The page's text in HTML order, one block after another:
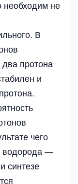
необходим не
В
два протона
и
чего
водорода —
синтезе